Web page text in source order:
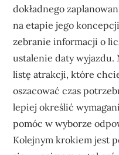
dokładnego
na etapie jego
zebranie informacji o
ustalenie daty
listę atrakcji, które
oszacować czas
lepiej określić
pomóc w wyborze
Kolejnym krokiem jest